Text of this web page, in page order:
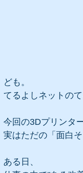
ども。
てるよしネットのて
今回の3Dプリンタ
実はただの「面白
ある日、